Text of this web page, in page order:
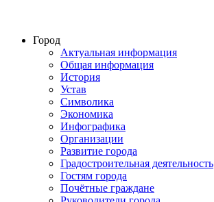
Город
Актуальная информация
Общая информация
История
Устав
Символика
Экономика
Инфографика
Организации
Развитие города
Градостроительная деятельность
Гостям города
Почётные граждане